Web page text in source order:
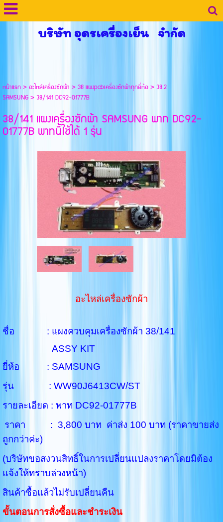
บริษัท อุดรเครื่องเย็น จำกัด
หน้าแรก>อะไหล่เครื่องซักผ้า > 38 แผงpcbเครื่องซักผ้าทุกยี่ห้อ>38.2
SAMSUNG>38/141 DC92-01777B
38/141 แผงเครื่องซักผ้า SAMSUNG พาท DC92-
01777B พาทนี้ใช้ได้ 1 รุ่น
อะไหล่เครื่องซักผ้า
ชื่อ : แผงควบคุมเครื่องซักผ้า 38/141
ASSY KIT
ยี่ห้อ : SAMSUNG
รุ่น : WW90J6413CW/ST
รายละเอียด : พาท DC92-01777B
ราคา : 3,800 บาท ค่าส่ง 100 บาท (ราคาขายส่ง
ถูกกว่าค่ะ)
(บริษัทขอสงวนสิทธิ์ในการเปลี่ยนแปลงราคาโดยมิต้อง
แจ้งให้ทราบล่วงหน้า)
สินค้าซื้อแล้วไม่รับเปลี่ยนคืน
ขั้นตอนการสั่งซื้อและชำระเงิน